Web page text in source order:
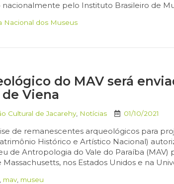
pelo Instituto Brasileiro de
Nacional dos Museus
do MAV será
Viena
Cultural de Jacarehy Notícias 01/10/2021
de remanescentes arqueológicos para
Histórico e Artístico Nacional)
de Antropologia do Vale do Paraíba (MAV)
nos Estados Unidos e na
mav museu